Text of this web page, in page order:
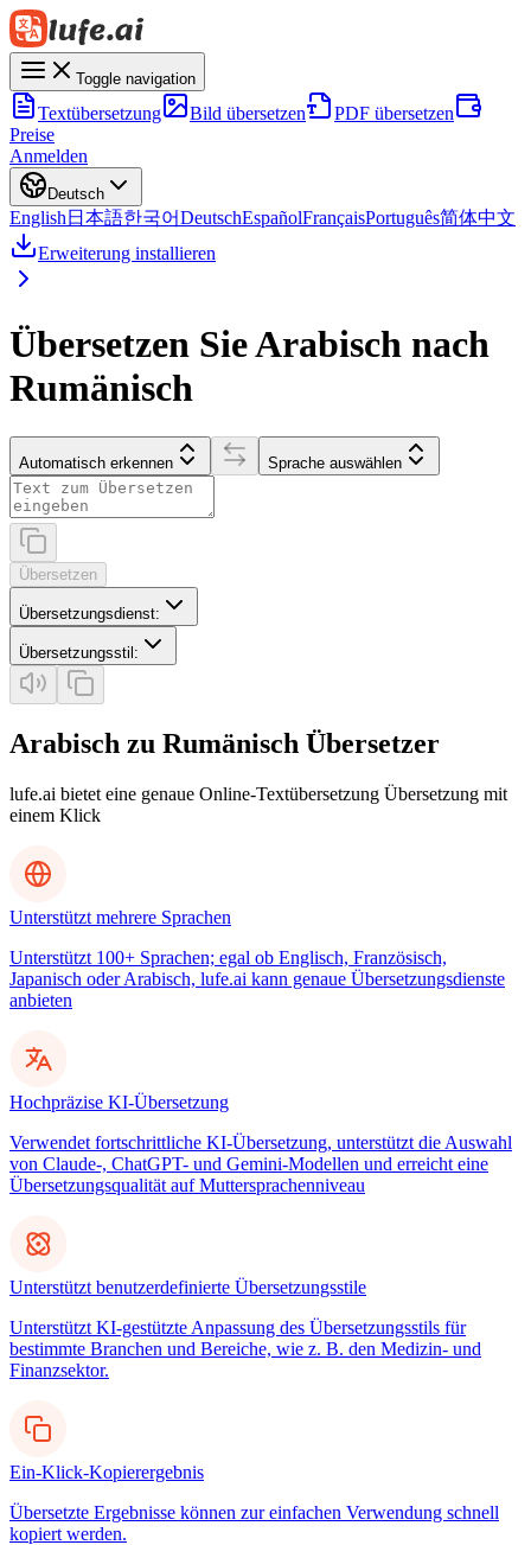
Toggle navigation
Textübersetzung Bild übersetzen
PDF übersetzen
Preise
Anmelden
Deutsch
English 日本語한국어DeutschEspañolFrançaisPortuguês简体中文
Erweiterung installieren
Übersetzen Sie Arabisch nach
Rumänisch
Automatisch erkennen Sprache auswählen
Übersetzen
Übersetzungsdienst:
Übersetzungsstil :
Arabisch zu Rumänisch Übersetzer
lufe.ai bietet eine genaue Online-Textübersetzung Übersetzung mit
einem Klick
Unterstützt mehrere Sprachen
Unterstützt 100+ Sprachen; egal ob Englisch, Französisch,
Japanisch oder Arabisch, lufe.ai kann genaue Übersetzungsdienste
anbieten
Hochpräzise KI-Übersetzung
Verwendet fortschrittliche KI-Übersetzung, unterstützt die Auswahl
von Claude-, ChatGPT- und Gemini-Modellen und erreicht eine
Übersetzungsqualität auf Muttersprachenniveau
Unterstützt benutzerdefinierte Übersetzungsstile
Unterstützt KI-gestützte Anpassung des Übersetzungsstils für
bestimmte Branchen und Bereiche, wie z. B. den Medizin- und
Finanzsektor.
Ein-Klick-Kopierergebnis
Übersetzte Ergebnisse können zur einfachen Verwendung schnell
kopiert werden.